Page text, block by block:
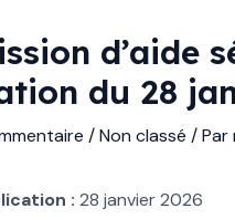
d’aide
du 28
/Non classé / Par
: 28 janvier 2026